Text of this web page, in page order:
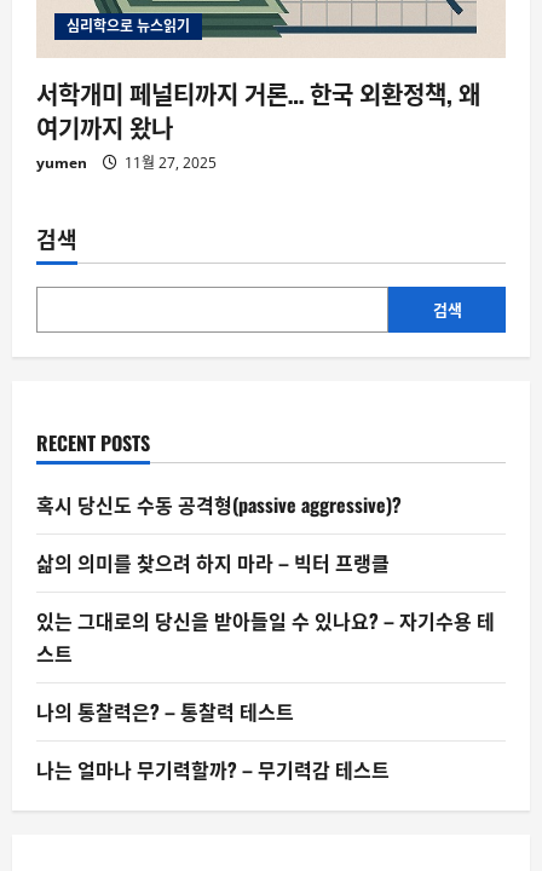
심리학으로 뉴스읽기
서학개미 페널티까지 거론… 한국 외환정책, 왜
여기까지 왔나
yumen 11월 27, 2025
검색
검색
RECENT POSTS
혹시 당신도 수동 공격형(passive aggressive)?
삶의 의미를 찾으려 하지 마라 – 빅터 프랭클
있는 그대로의 당신을 받아들일 수 있나요? – 자기수용 테
스트
나의 통찰력은? – 통찰력 테스트
나는 얼마나 무기력할까? – 무기력감 테스트